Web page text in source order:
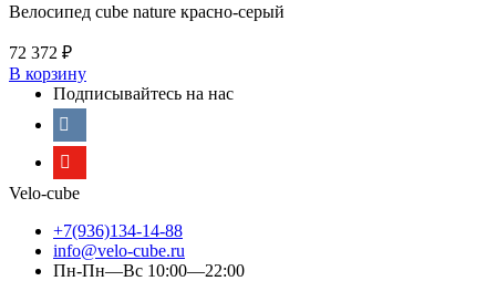
Велосипед cube nature красно-серый
72 372 ₽
В корзину
Подписывайтесь на нас
Velo-cube
+7(936)134-14-88
info@velo-cube.ru
Пн-Пн—Вс 10:00—22:00